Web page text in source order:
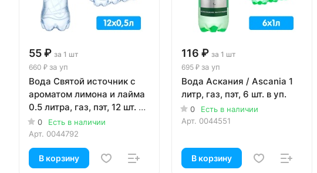
55 ₽ за 1 шт
660 ₽ за уп
Вода Святой источник с
ароматом лимона и лайма
0.5 литра, газ, пэт, 12 шт. в
уп.
0
Есть в наличии
Арт. 0044792
В корзину
116 ₽ за 1 шт
695 ₽ за уп
Вода Аскания / Ascania 1
литр, газ, пэт, 6 шт. в уп.
0
Есть в наличии
Арт. 0044551
В корзину